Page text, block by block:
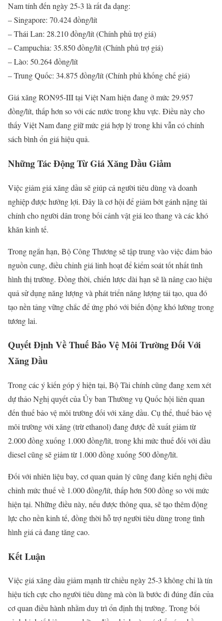
Nam tính đến ngày 25-3 là rất đa dạng:
– Singapore: 70.424 đồng/lít
– Thái Lan: 28.210 đồng/lít (Chính phủ trợ giá)
– Campuchia: 35.850 đồng/lít (Chính phủ trợ giá)
– Lào: 50.264 đồng/lít
– Trung Quốc: 34.875 đồng/lít (Chính phủ khống chế giá)
Giá xăng RON95-III tại Việt Nam hiện đang ở mức 29.957
đồng/lít, thấp hơn so với các nước trong khu vực. Điều này cho
thấy Việt Nam đang giữ mức giá hợp lý trong khi vẫn có chính
sách bình ổn giá hiệu quả.
Những Tác Động Từ Giá Xăng Dầu Giảm
Việc giảm giá xăng dầu sẽ giúp cả người tiêu dùng và doanh
nghiệp được hưởng lợi. Đây là cơ hội để giảm bớt gánh nặng tài
chính cho người dân trong bối cảnh vật giá leo thang và các khó
khăn kinh tế.
Trong ngắn hạn, Bộ Công Thương sẽ tập trung vào việc đảm bảo
nguồn cung, điều chỉnh giá linh hoạt để kiểm soát tốt nhất tình
hình thị trường. Đồng thời, chiến lược dài hạn sẽ là nâng cao hiệu
quả sử dụng năng lượng và phát triển năng lượng tái tạo, qua đó
tạo nền tảng vững chắc để ứng phó với biến động khó lường trong
tương lai.
Quyết Định Về Thuế Bảo Vệ Môi Trường Đối Với
Xăng Dầu
Trong các ý kiến góp ý hiện tại, Bộ Tài chính cũng đang xem xét
dự thảo Nghị quyết của Ủy ban Thường vụ Quốc hội liên quan
đến thuế bảo vệ môi trường đối với xăng dầu. Cụ thể, thuế bảo vệ
môi trường với xăng (trừ ethanol) đang được đề xuất giảm từ
2.000 đồng xuống 1.000 đồng/lít, trong khi mức thuế đối với dầu
diesel cũng sẽ giảm từ 1.000 đồng xuống 500 đồng/lít.
Đối với nhiên liệu bay, cơ quan quản lý cũng đang kiến nghị điều
chỉnh mức thuế về 1.000 đồng/lít, thấp hơn 500 đồng so với mức
hiện tại. Những điều này, nếu được thông qua, sẽ tạo thêm động
lực cho nền kinh tế, đồng thời hỗ trợ người tiêu dùng trong tình
hình giá cả đang tăng cao.
Kết Luận
Việc giá xăng dầu giảm mạnh từ chiều ngày 25-3 không chỉ là tín
hiệu tích cực cho người tiêu dùng mà còn là bước đi đúng đắn của
cơ quan điều hành nhằm duy trì ổn định thị trường. Trong bối